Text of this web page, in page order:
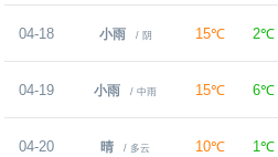
04-18 小雨 / 阴 15℃ 2℃
04-19 小雨 / 中雨 15℃ 6℃
04-20 晴 / 多云 10℃ 1℃